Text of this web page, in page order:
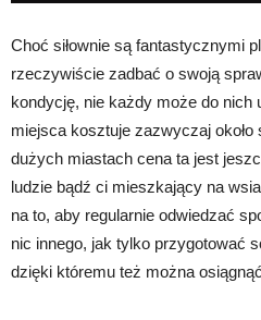
Choć siłownie są fantastycznymi
rzeczywiście zadbać o swoją
kondycję, nie każdy może do
miejsca kosztuje zazwyczaj około
dużych miastach cena ta jest
ludzie bądź ci mieszkający na
na to, aby regularnie odwiedzać
nic innego, jak tylko przygotować
dzięki któremu też można